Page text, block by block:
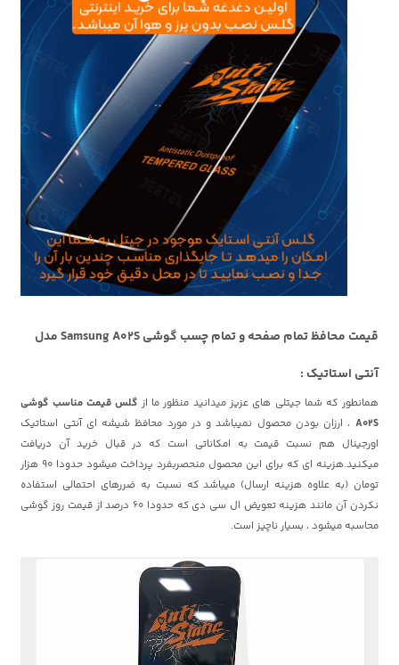
قیمت محافظ تمام صفحه و تمام چسب گوشی Samsung A02S مدل
آنتی استاتیک :
همانطور که شما جیتلی های عزیز میدانید منظور ما از گلس قیمت مناسب گوشی
A02S ، ارزان بودن محصول نمیباشد و در مورد محافظ شیشه ای آنتی استاتیک
اورجینال هم نسبت قیمت به امکاناتی است که در قبال خرید آن دریافت
میکنید.هزینه ای که برای این محصول منحصربفرد پرداخت میشود حدودا 90 هزار
تومان (به علاوه هزینه ارسال) میباشد که نسبت به ضررهای احتمالی استفاده
نکردن آن مانند هزینه تعویض ال سی دی که حدودا 60 درصد از قیمت روز گوشی
محاسبه میشود ، بسیار ناچیز است.